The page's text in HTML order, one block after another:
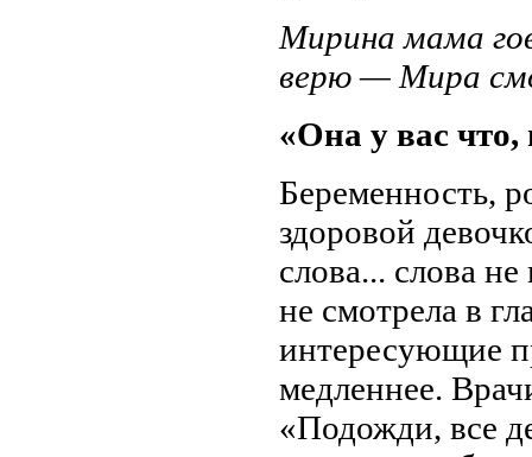
Мирина мама
верю — Мира
«Она у вас
Беременность,
здоровой
слова... слова
не смотрела в
интересующие
медленнее.
«Подожди, все